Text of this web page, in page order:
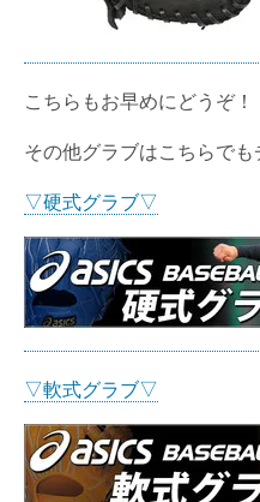
こちらもお早めにどうぞ！
その他グラブはこちらでも
▽硬式グラブ▽
▽軟式グラブ▽